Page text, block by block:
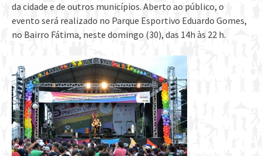
da cidade e de outros municípios. Aberto ao público, o
evento será realizado no Parque Esportivo Eduardo Gomes,
no Bairro Fátima, neste domingo (30), das 14h às 22 h.